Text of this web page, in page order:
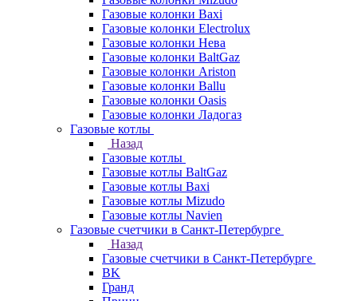
Газовые колонки Baxi
Газовые колонки Electrolux
Газовые колонки Нева
Газовые колонки BaltGaz
Газовые колонки Ariston
Газовые колонки Ballu
Газовые колонки Oasis
Газовые колонки Ладогаз
Газовые котлы
Назад
Газовые котлы
Газовые котлы BaltGaz
Газовые котлы Baxi
Газовые котлы Mizudo
Газовые котлы Navien
Газовые счетчики в Санкт-Петербурге
Назад
Газовые счетчики в Санкт-Петербурге
BK
Гранд